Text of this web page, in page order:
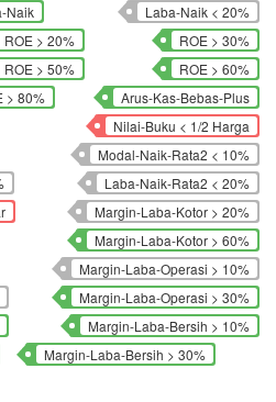
Naik
Laba-Naik < 20%
ROE > 20%
ROE > 30%
ROE > 50%
ROE > 60%
> 80%
Arus-Kas-Bebas-Plus
Nilai-Buku < 1/2 Harga
Modal-Naik-Rata2 < 10%
Laba-Naik-Rata2 < 20%
Margin-Laba-Kotor > 20%
Margin-Laba-Kotor > 60%
Margin-Laba-Operasi > 10%
Margin-Laba-Operasi > 30%
Margin-Laba-Bersih > 10%
Margin-Laba-Bersih > 30%